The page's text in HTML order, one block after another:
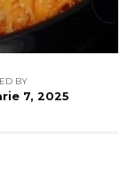
BY
7, 2025